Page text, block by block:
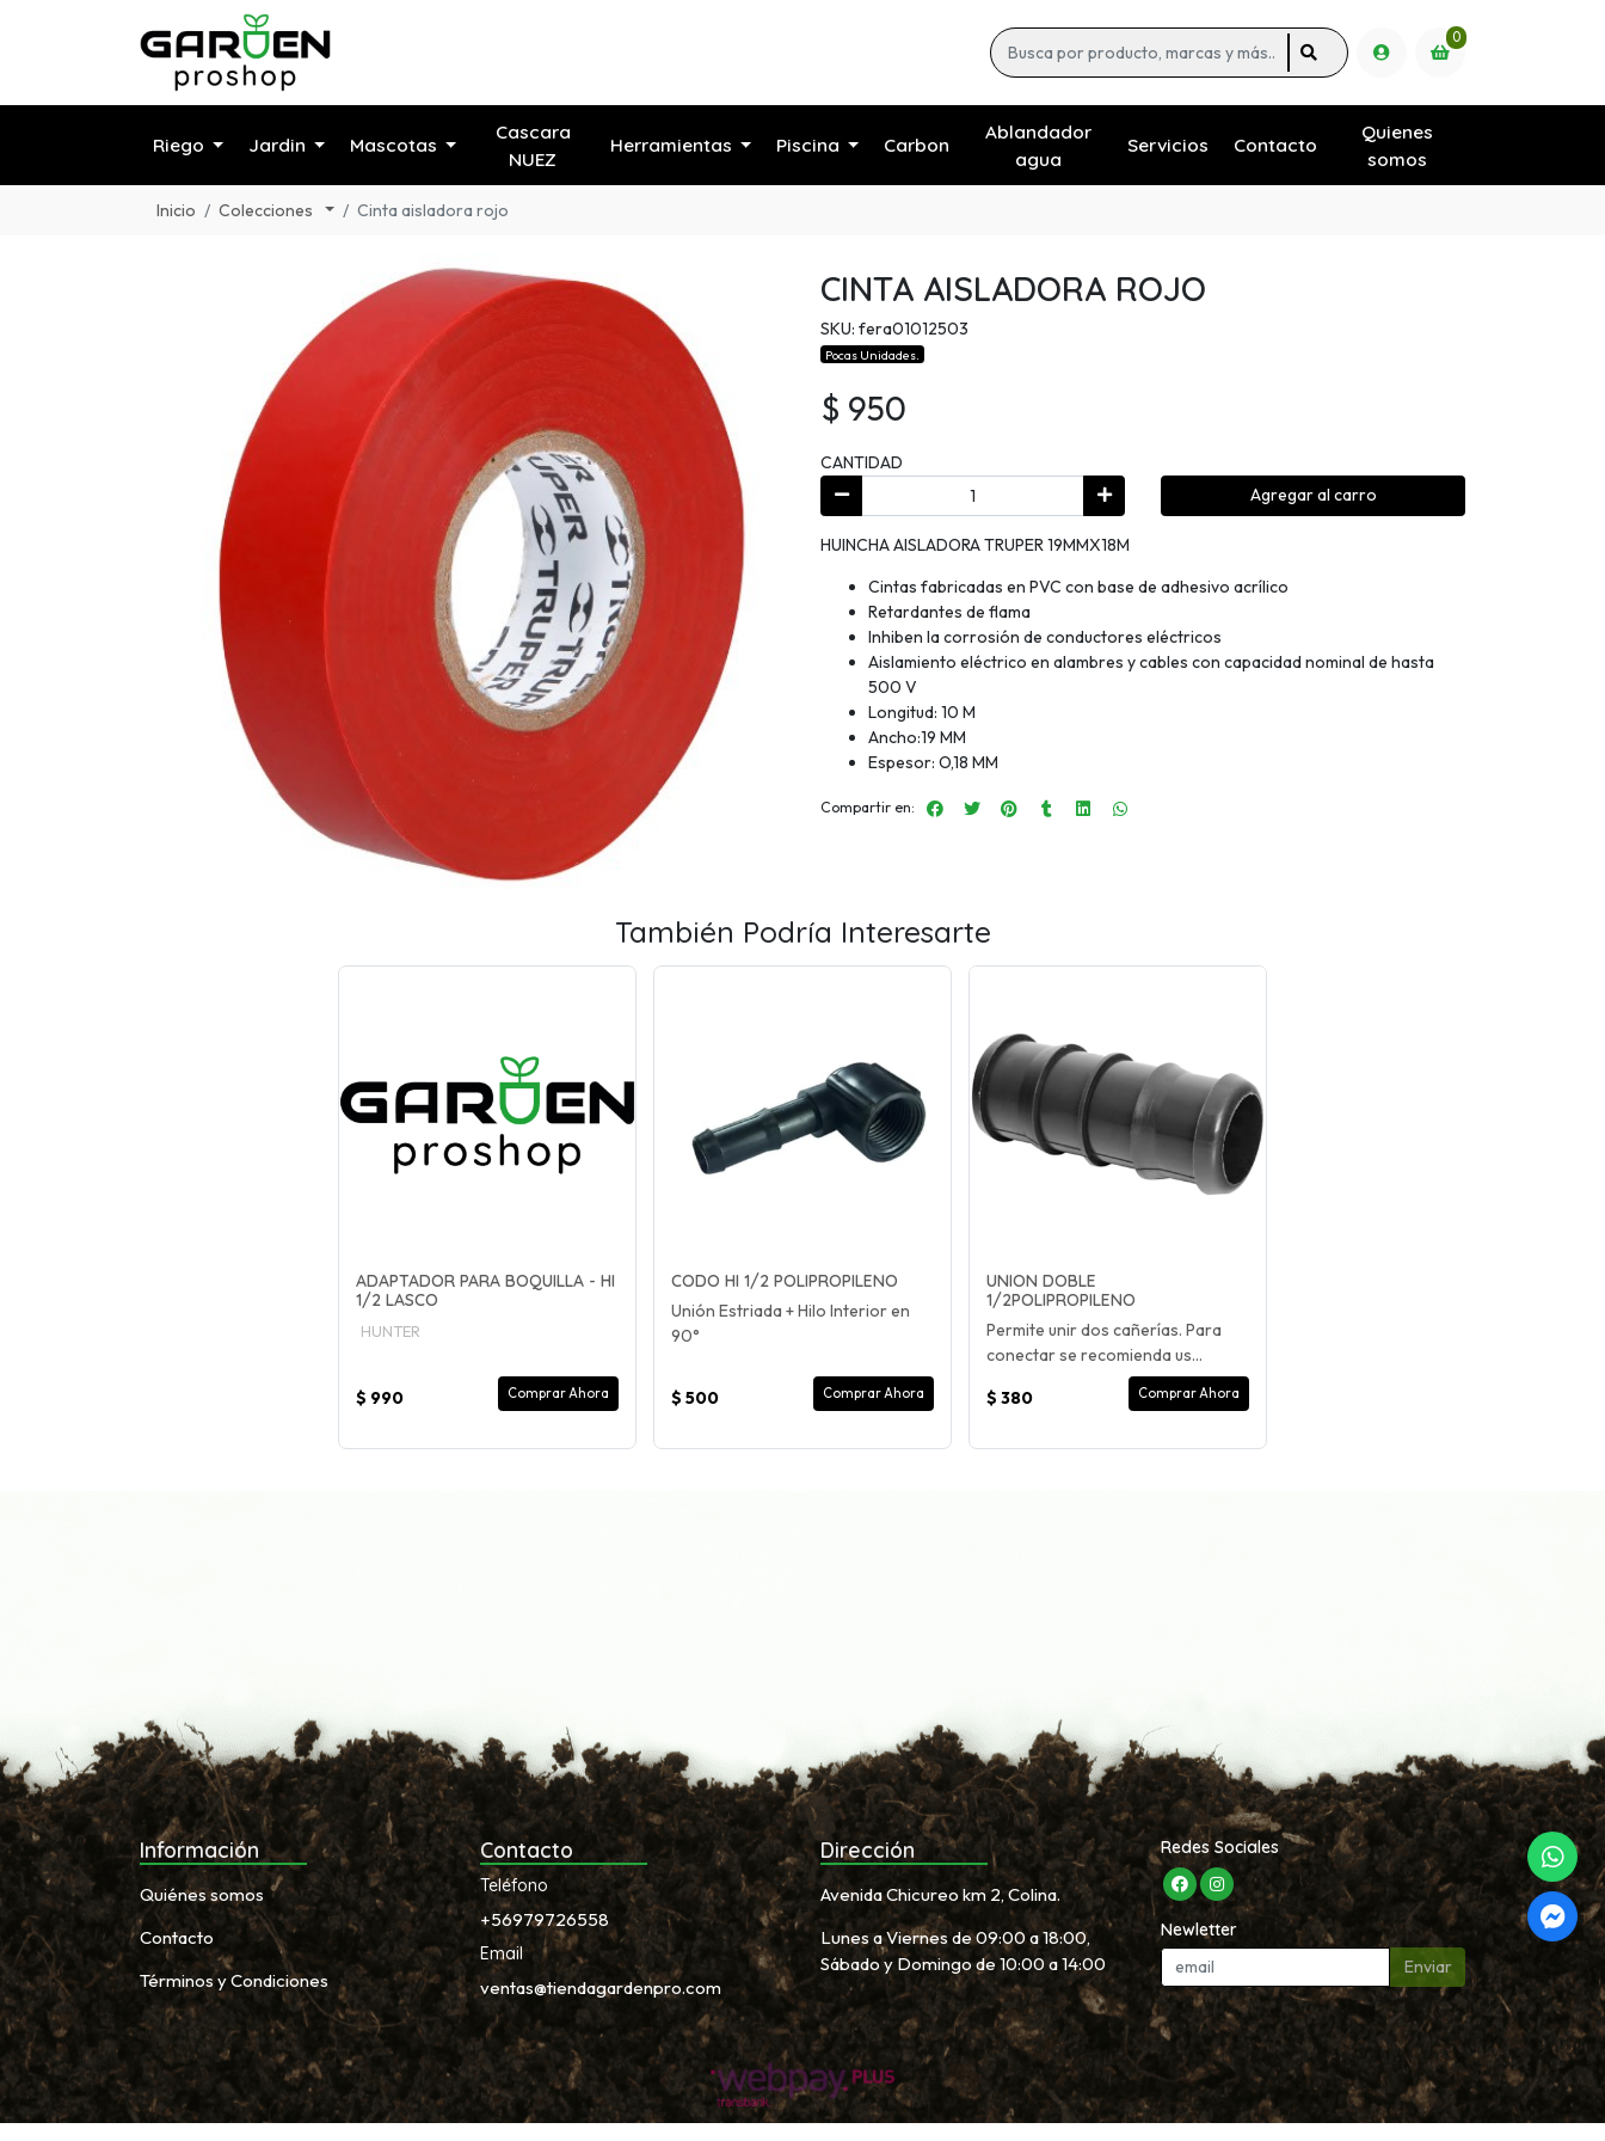
0
Riego Jardin Mascotas
Cascara
NUEZ
Herramientas Piscina Carbon
Ablandador
agua
Servicios Contacto
Quienes
somos
Inicio Colecciones Cinta aisladora rojo
CINTA AISLADORA ROJO
SKU: fera01012503
Pocas Unidades.
$ 950
CANTIDAD
Agregar al carro
HUINCHA AISLADORA TRUPER 19MMX18M
Cintas fabricadas en PVC con base de adhesivo acrílico
Retardantes de flama
Inhiben la corrosión de conductores eléctricos
Aislamiento eléctrico en alambres y cables con capacidad nominal de hasta
500 V
Longitud: 10 M
Ancho:19 MM
Espesor: O,18 MM
Compartir en:
También Podría Interesarte
ADAPTADOR PARA BOQUILLA - HI
1/2 LASCO
HUNTER
$ 990 Comprar Ahora
CODO HI 1/2 POLIPROPILENO
Unión Estriada + Hilo Interior en
90°
$ 500 Comprar Ahora
UNION DOBLE
1/2POLIPROPILENO
Permite unir dos cañerías. Para
conectar se recomienda us...
$ 380
Comprar Ahora
Información
Quiénes somos
Contacto
Términos y Condiciones
Contacto
Teléfono
+56979726558
Email
ventas@tiendagardenpro.com
Dirección
Avenida Chicureo km 2, Colina.
Lunes a Viernes de 09:00 a 18:00,
Sábado y Domingo de 10:00 a 14:00
Redes Sociales
Newletter
Enviar